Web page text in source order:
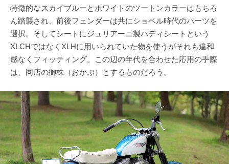
特徴的なスカイブルーとホワイトのツートンカラーはもちろ
ん踏襲され、前後フェンダーは共にショベル時代のパーツを
選択。そしてシートにジュリアーニ製バディシートという
XLCHではなくXLHに用いられていた物を使うがそれも違和
感なくフィッティング。この辺の年代を合わせた応用の手際
は、同店の御株（おかぶ）とするものだろう。